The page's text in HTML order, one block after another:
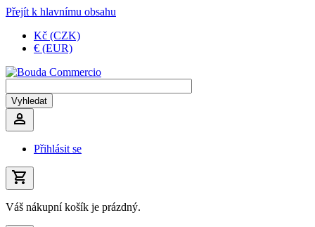
Přejít k hlavnímu obsahu
Kč (CZK)
€ (EUR)
Přihlásit se
Váš nákupní košík je prázdný.